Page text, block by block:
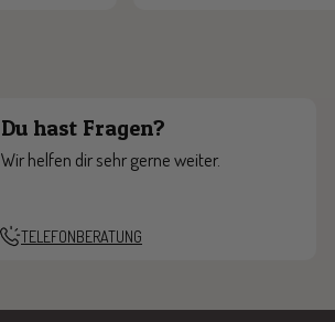
Du hast Fragen?
Wir helfen dir sehr gerne weiter.
TELEFONBERATUNG